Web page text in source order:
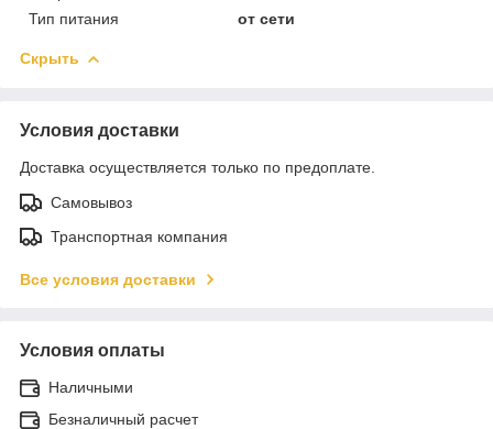
Тип питания
от сети
Скрыть
Условия доставки
Доставка осуществляется только по предоплате.
Самовывоз
Транспортная компания
Все условия доставки
Условия оплаты
Наличными
Безналичный расчет